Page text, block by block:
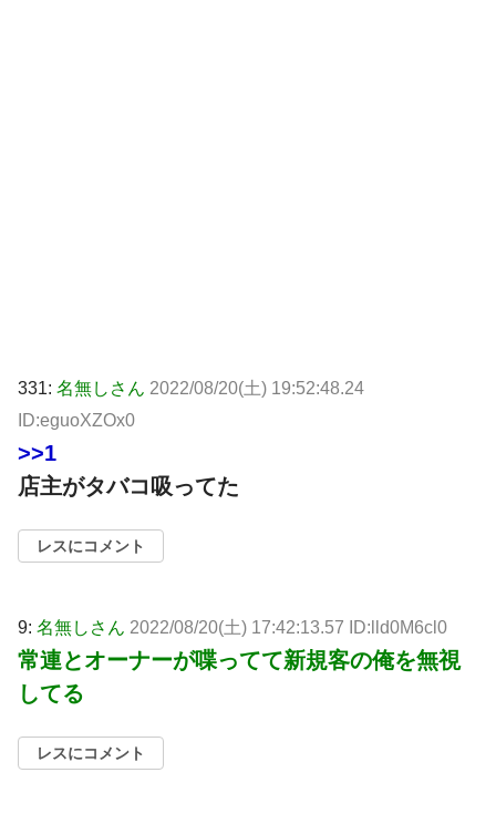
331: 名無しさん 2022/08/20(土) 19:52:48.24
ID:eguoXZOx0
>>1
店主がタバコ吸ってた
レスにコメント
9: 名無しさん 2022/08/20(土) 17:42:13.57 ID:lld0M6cl0
常連とオーナーが喋ってて新規客の俺を無視
してる
レスにコメント